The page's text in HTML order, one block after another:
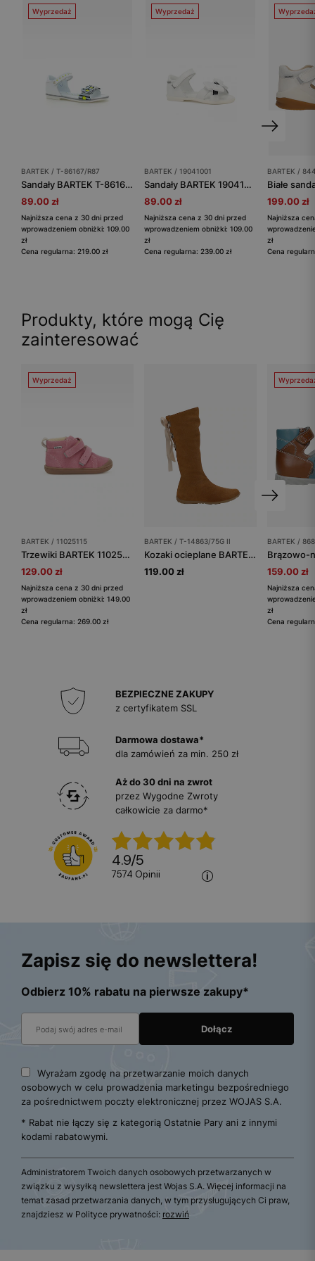
Wyprzedaż
BARTEK / T-86167/R87
Sandały BARTEK T-86167/R87, dla dziewcząt, biało-czarny
89.00 zł
Najniższa cena z 30 dni przed
wprowadzeniem obniżki: 109.00
zł
Cena regularna: 219.00 zł
Wyprzedaż
BARTEK / 19041001
Sandały BARTEK 19041001, dla dziewcząt, biały
89.00 zł
Najniższa cena z 30 dni przed
wprowadzeniem obniżki: 109.00
zł
Cena regularna: 239.00 zł
BARTEK /
199.00 zł
Najniższa
zł
Cena
Produkty, które mogą Cię
zainteresować
Wyprzedaż
BARTEK / 11025115
Trzewiki BARTEK 11025115, dla dziewcząt, różowy
129.00 zł
Najniższa cena z 30 dni przed
wprowadzeniem obniżki: 149.00
zł
Cena regularna: 269.00 zł
BARTEK / T-14863/75G II
Kozaki ocieplane BARTEK T-14863/75G II, dla dziewcząt, brązowy
119.00 zł
BARTEK /
159.00 zł
Najniższa
zł
Cena
BEZPIECZNE ZAKUPY
z certyfikatem SSL
Darmowa dostawa*
dla zamówień za min. 250 zł
Aż do 30 dni na zwrot
przez Wygodne Zwroty
całkowicie za darmo*
4.9/5
7574 opinii
Zapisz się do newslettera!
Odbierz 10% rabatu na pierwsze zakupy*
Wyrażam zgodę na przetwarzanie moich danych
osobowych w celu prowadzenia marketingu bezpośredniego
za pośrednictwem poczty elektronicznej przez WOJAS S.A.
* Rabat nie łączy się z kategorią Ostatnie Pary ani z innymi
kodami rabatowymi.
Administratorem Twoich danych osobowych przetwarzanych w
związku z wysyłką newslettera jest Wojas S.A. Więcej informacji na
temat zasad przetwarzania danych, w tym przysługujących Ci praw,
znajdziesz w Polityce prywatności: rozwiń